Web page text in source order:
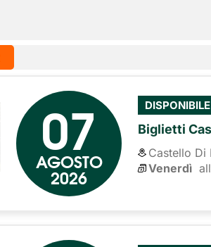
07
AGOSTO
2026
DISPONIBILE
Biglietti
Castello Di
Venerdì